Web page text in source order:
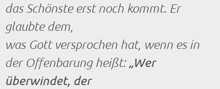
das Schönste erst noch kommt. Er
glaubte dem,
was Gott versprochen hat, wenn es in
der Offenbarung heißt: „Wer
überwindet, der